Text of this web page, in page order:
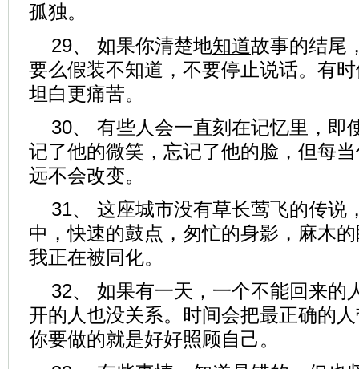
孤独。
29、 如果你清楚地知道故事的结尾
要么假装不知道，不要停止说话。有
坦白更痛苦。
30、 有些人会一直刻在记忆里，即
记了他的微笑，忘记了他的脸，但每
远不会改变。
31、 这座城市没有草长莺飞的传说
中，快速的鼓点，匆忙的身影，麻木
我正在被同化。
32、 如果有一天，一个不能回来的
开的人也没关系。时间会把最正确的
你要做的就是好好照顾自己。